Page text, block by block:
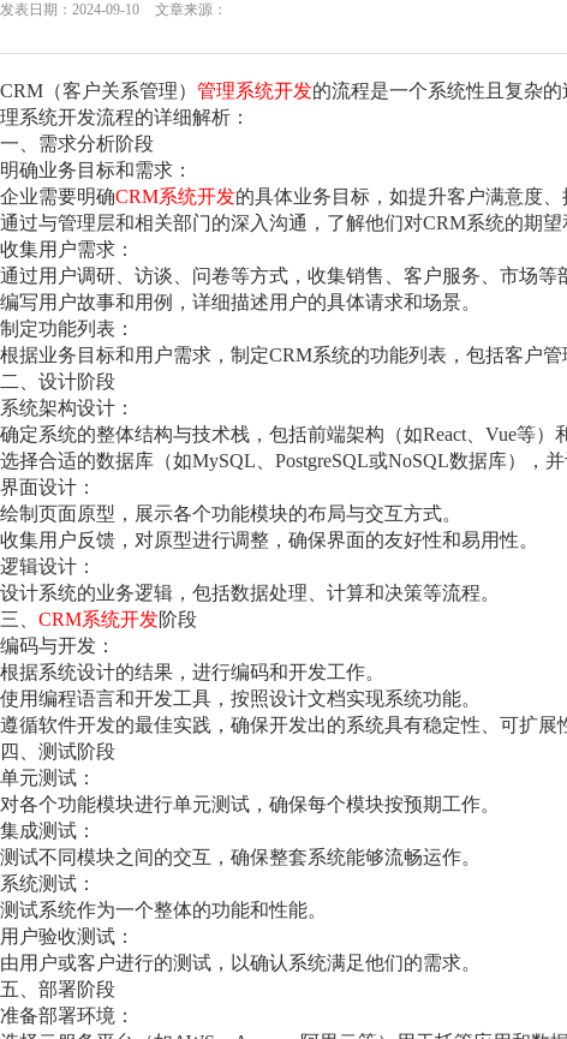
发表日期：2024-09-10 文章来源：
CRM（客户关系管理） 管理系统开发的流程是一个系统性且复杂
理系统开发流程的详细解析：
一、需求分析阶段
明确业务目标和需求：
企业需要明确CRM系统开发的具体业务目标，如提升客户满意度
通过与管理层和相关部门的深入沟通，了解他们对CRM系统的期望
收集用户需求：
通过用户调研、访谈、问卷等方式，收集销售、客户服务、市场等
编写用户故事和用例，详细描述用户的具体请求和场景。
制定功能列表：
根据业务目标和用户需求，制定CRM系统的功能列表，包括客户
二、设计阶段
系统架构设计：
确定系统的整体结构与技术栈，包括前端架构（如React、Vue等）
选择合适的数据库（如MySQL、PostgreSQL或NoSQL数据库），
界面设计：
绘制页面原型，展示各个功能模块的布局与交互方式。
收集用户反馈，对原型进行调整，确保界面的友好性和易用性。
逻辑设计：
设计系统的业务逻辑，包括数据处理、计算和决策等流程。
三、 CRM系统开发阶段
编码与开发：
根据系统设计的结果，进行编码和开发工作。
使用编程语言和开发工具，按照设计文档实现系统功能。
遵循软件开发的最佳实践，确保开发出的系统具有稳定性、可扩展
四、测试阶段
单元测试：
对各个功能模块进行单元测试，确保每个模块按预期工作。
集成测试：
测试不同模块之间的交互，确保整套系统能够流畅运作。
系统测试：
测试系统作为一个整体的功能和性能。
用户验收测试：
由用户或客户进行的测试，以确认系统满足他们的需求。
五、部署阶段
准备部署环境：